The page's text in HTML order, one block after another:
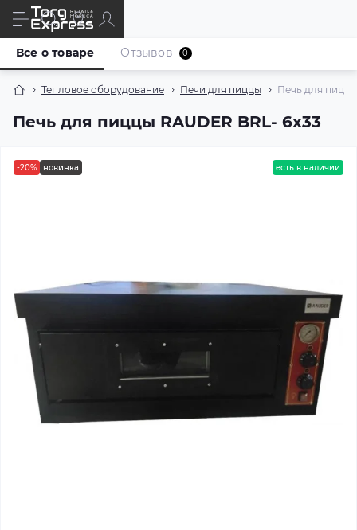
Тепловое оборудование Печи для пиццы Печь для
Печь для пиццы RAUDER BRL- 6x33
Все о товаре Отзывов 0
-20% новинка есть в наличии